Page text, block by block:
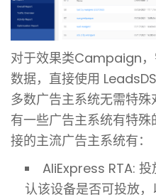
对于效果类Campaign
数据，直接使用
多数广告主系统无需特
有一些广告主系统有特
接的主流广告主系统有：
AliExpress RTA:
认该设备是否可投放